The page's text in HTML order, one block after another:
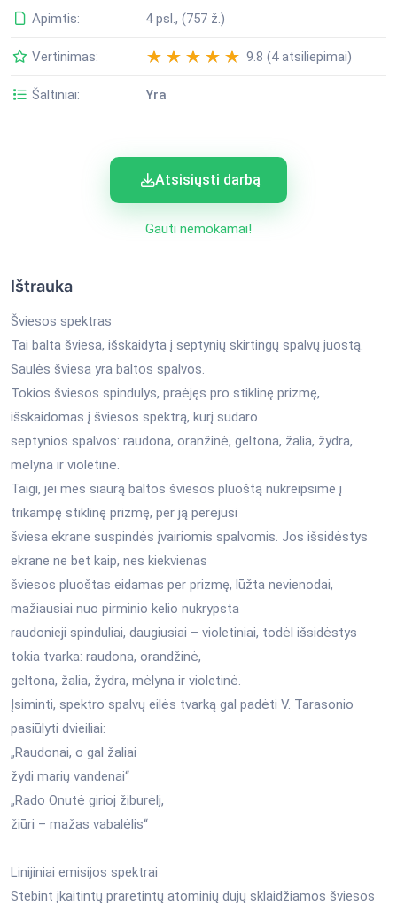
Apimtis: 4 psl., (757 ž.)
Vertinimas: 9.8 (4 atsiliepimai)
Šaltiniai: Yra
Atsisiųsti darbą
Gauti nemokamai!
Ištrauka
Šviesos spektras
Tai balta šviesa, išskaidyta į septynių skirtingų spalvų juostą.
Saulės šviesa yra baltos spalvos.
Tokios šviesos spindulys, praėjęs pro stiklinę prizmę,
išskaidomas į šviesos spektrą, kurį sudaro
septynios spalvos: raudona, oranžinė, geltona, žalia, žydra,
mėlyna ir violetinė.
Taigi, jei mes siaurą baltos šviesos pluoštą nukreipsime į
trikampę stiklinę prizmę, per ją perėjusi
šviesa ekrane suspindės įvairiomis spalvomis. Jos išsidėstys
ekrane ne bet kaip, nes kiekvienas
šviesos pluoštas eidamas per prizmę, lūžta nevienodai,
mažiausiai nuo pirminio kelio nukrypsta
raudonieji spinduliai, daugiusiai – violetiniai, todėl išsidėstys
tokia tvarka: raudona, orandžinė,
geltona, žalia, žydra, mėlyna ir violetinė.
Įsiminti, spektro spalvų eilės tvarką gal padėti V. Tarasonio
pasiūlyti dvieiliai:
„Raudonai, o gal žaliai
žydi marių vandenai“
„Rado Onutė girioj žiburėlį,
žiūri – mažas vabalėlis“
Linijiniai emisijos spektrai
Stebint įkaitintų praretintų atominių dujų sklaidžiamos šviesos